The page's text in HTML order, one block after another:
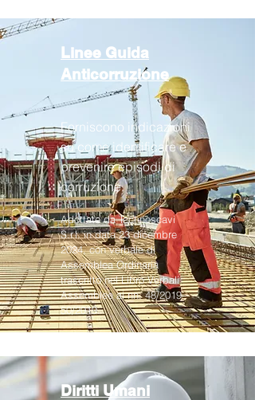
Linee Guida
Anticorruzione
Forniscono indicazioni
su come identificare e
prevenire episodi di
corruzione.
Adottate da Technoscavi
S.r.l. in data 23 dicembre
2024, con verbale di
Assemblea Ordinaria
trascritto nel Libro Verbali
Assemblee ai nn. 48/2019–
50/2019.
Diritti Umani